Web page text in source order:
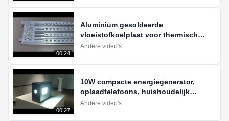
00:24
Aluminium gesoldeerde
vloeistofkoelplaat voor thermisch
beheer van batterijen
Andere video's
00:27
10W compacte energiegenerator,
oplaadtelefoons, huishoudelijk
urgentiegebruik
Andere video's